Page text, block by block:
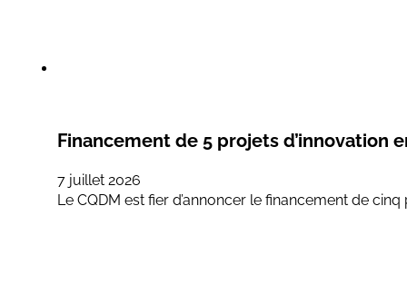
Financement de 5 projets d’innovation
7 juillet 2026
Le CQDM est fier d’annoncer le financement de